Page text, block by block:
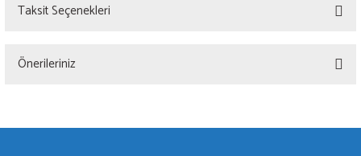
Taksit Seçenekleri
Önerileriniz
gördüğünüz noktaları öneri formunu kullanarak tarafımıza iletebilirsiniz.